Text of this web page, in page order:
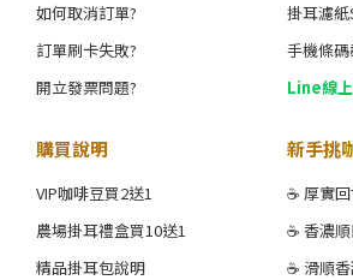
如何取消訂單?
訂單刷卡失敗?
開立發票問題?
掛耳濾紙
手機條
Line線
購買說明
VIP咖啡豆買2送1
農場掛耳禮盒買10送1
精品掛耳包說明
新手挑
☕ 厚實
☕ 香濃
☕ 滑順